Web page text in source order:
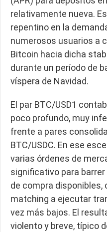
relativamente nueva.
repentino en la
numerosos usuarios a
Bitcoin hacia dicha
durante un período de
víspera de Navidad.
El par BTC/USD1
poco profundo, muy
frente a pares
BTC/USDC. En ese
varias órdenes de
significativo para
de compra disponibles,
matching a ejecutar
vez más bajos. El
violento y breve, típico